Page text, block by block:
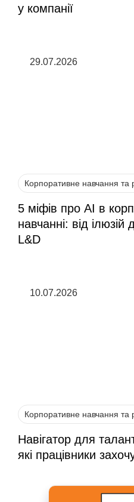
у компанії
29.07.2026
Корпоративне навчання та
5 міфів про AI в
навчанні: від ілюзій
L&D
10.07.2026
Корпоративне навчання та
Навігатор для
які працівники